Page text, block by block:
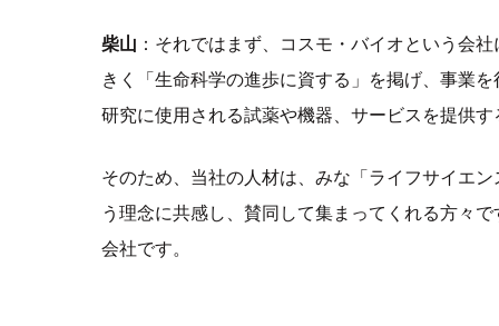
柴山 ：それではまず、コスモ・バイオという会
きく「生命科学の進歩に資する」を掲げ、事業
研究に使用される試薬や機器、サービスを提供
そのため、当社の人材は、みな「ライフサイエ
う理念に共感し、賛同して集まってくれる方々
会社です。